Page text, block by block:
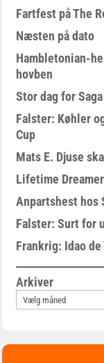
Fartfest på The
Næsten på dato
Hambletonian-
hovben
Stor dag for
Falster: Køhler
Cup
Mats E. Djuse
Lifetime
Anpartshest hos
Falster: Surt for
Frankrig: Idao
Arkiver